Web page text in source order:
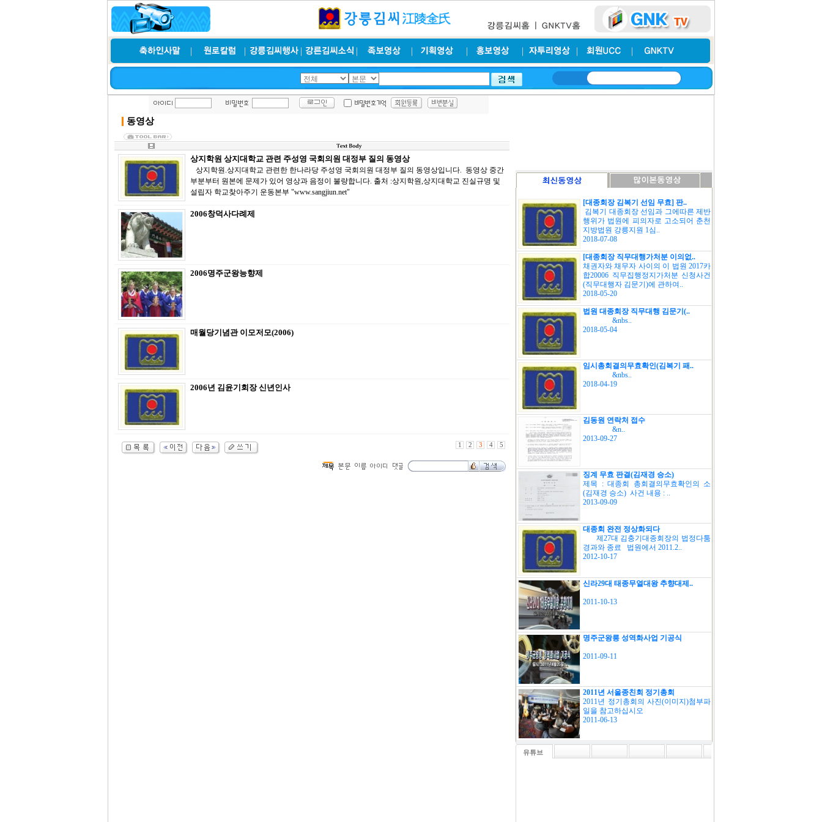
동영상
상지학원 상지대학교 관련 주성영 국회의원 대정부 질의 동영상
상지학원.상지대학교 관련한 한나라당 주성영 국회의원 대정부 질의 동영상입니다. 동영상 중간
부분부터 원본에 문제가 있어 영상과 음정이 불량합니다. 출처 :상지학원,상지대학교 진실규명 및
설립자 학교찾아주기 운동본부 "www.sangjiun.net"
2006창덕사다례제
2006명주군왕능향제
매월당기념관 이모저모(2006)
2006년 김윤기회장 신년인사
1 2 3 4 5
[대종회장 김복기 선임 무효] 판..
김복기 대종회장 선임과 그에따른 제반
행위가 법원에 피의자로 고소되어 춘천
지방법원 강릉지원 1심..
2018-07-08
[대종회장 직무대행가처분 이의없..
채권자와 채무자 사이의 이 법원 2017카
합20006 직무집행정지가처분 신청사건
(직무대행자 김문기)에 관하여..
2018-05-20
법원 대종회장 직무대행 김문기(..
&nbs..
2018-05-04
임시총회결의무효확인(김복기 패..
&nbs..
2018-04-19
김동원 연락처 접수
&n..
2013-09-27
징계 무효 판결(김재경 승소)
제목 : 대종회 총회결의무효확인의 소
(김재경 승소) 사건 내용 : ..
2013-09-09
대종회 완전 정상화되다
제27대 김충기대종회장의 법정다툼
경과와 종료 법원에서 2011.2..
2012-10-17
신라29대 태종무열대왕 추향대제..
2011-10-13
명주군왕릉 성역화사업 기공식
2011-09-11
2011년 서울종친회 정기총회
2011년 정기총회의 사진(이미지)첨부파
일을 참고하십시오
2011-06-13